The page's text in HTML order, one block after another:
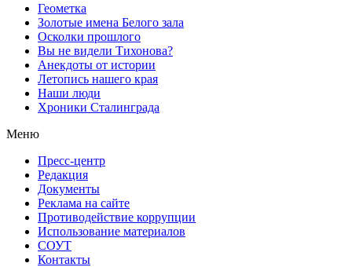
Геометка
Золотые имена Белого зала
Осколки прошлого
Вы не видели Тихонова?
Анекдоты от истории
Летопись нашего края
Наши люди
Хроники Сталинграда
Меню
Пресс-центр
Редакция
Документы
Реклама на сайте
Противодействие коррупции
Использование материалов
СОУТ
Контакты